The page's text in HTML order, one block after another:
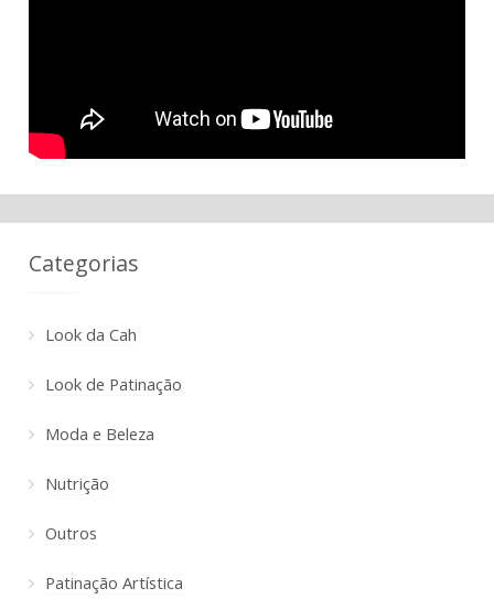
Categorias
Look da Cah
Look de Patinação
Moda e Beleza
Nutrição
Outros
Patinação Artística